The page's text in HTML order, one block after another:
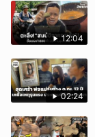
12:04
02:24